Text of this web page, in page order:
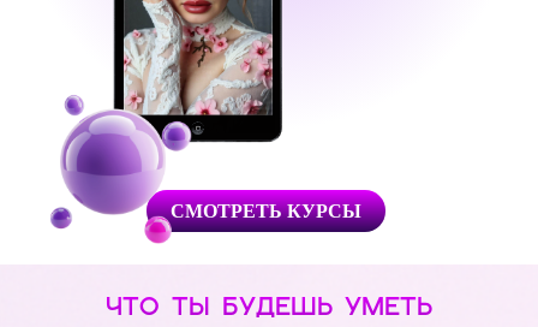
СМОТРЕТЬ КУРСЫ
ЧТО ТЫ БУДЕШЬ УМЕТЬ